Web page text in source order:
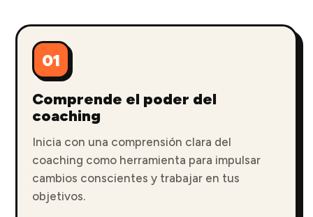
01
Comprende el poder del
coaching
Inicia con una comprensión clara del
coaching como herramienta para impulsar
cambios conscientes y trabajar en tus
objetivos.